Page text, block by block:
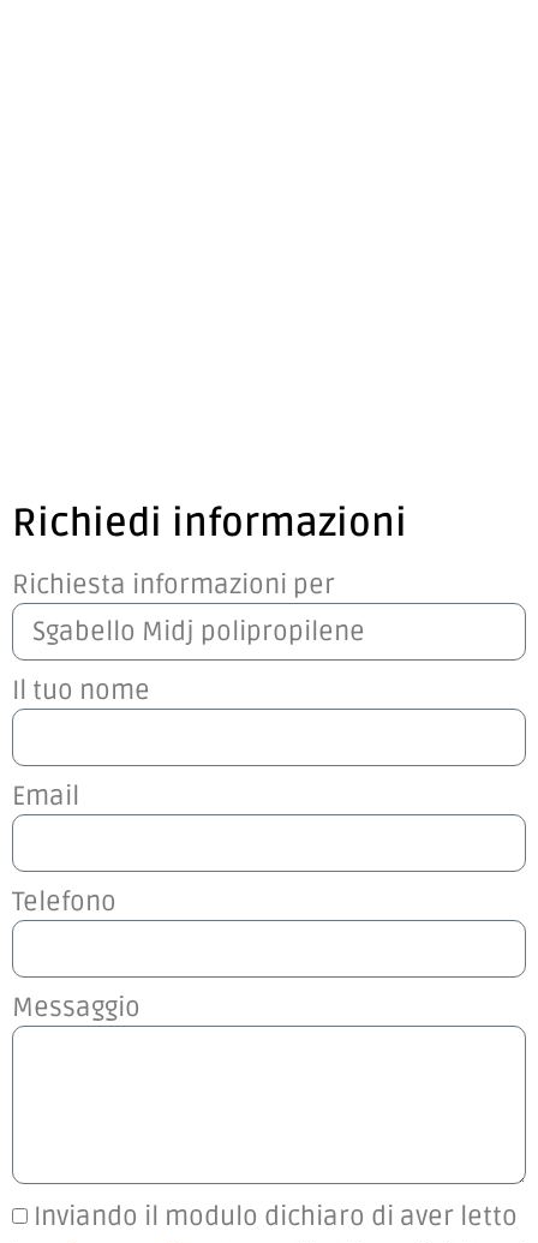
Richiedi informazioni
Richiesta informazioni per
Il tuo nome
Email
Telefono
Messaggio
Inviando il modulo dichiaro di aver letto